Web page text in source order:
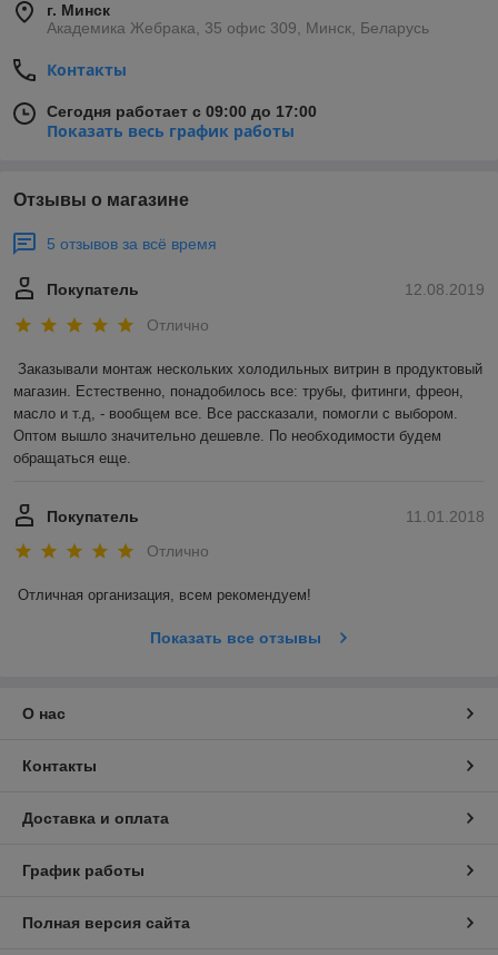
г. Минск
Академика Жебрака, 35 офис 309, Минск, Беларусь
Контакты
Сегодня работает с 09:00 до 17:00
Показать весь график работы
Отзывы о магазине
5 отзывов за всё время
12.08.2019
Покупатель
Отлично
Заказывали монтаж нескольких холодильных витрин в продуктовый
магазин. Естественно, понадобилось все: трубы, фитинги, фреон,
масло и т.д, - вообщем все. Все рассказали, помогли с выбором.
Оптом вышло значительно дешевле. По необходимости будем
обращаться еще.
11.01.2018
Покупатель
Отлично
Отличная организация, всем рекомендуем!
Показать все отзывы
О нас
Контакты
Доставка и оплата
График работы
Полная версия сайта